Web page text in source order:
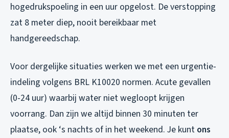
hogedrukspoeling in een uur opgelost. De verstopping
zat 8 meter diep, nooit bereikbaar met
handgereedschap.
Voor dergelijke situaties werken we met een urgentie-
indeling volgens BRL K10020 normen. Acute gevallen
(0-24 uur) waarbij water niet wegloopt krijgen
voorrang. Dan zijn we altijd binnen 30 minuten ter
plaatse, ook ‘s nachts of in het weekend. Je kunt ons